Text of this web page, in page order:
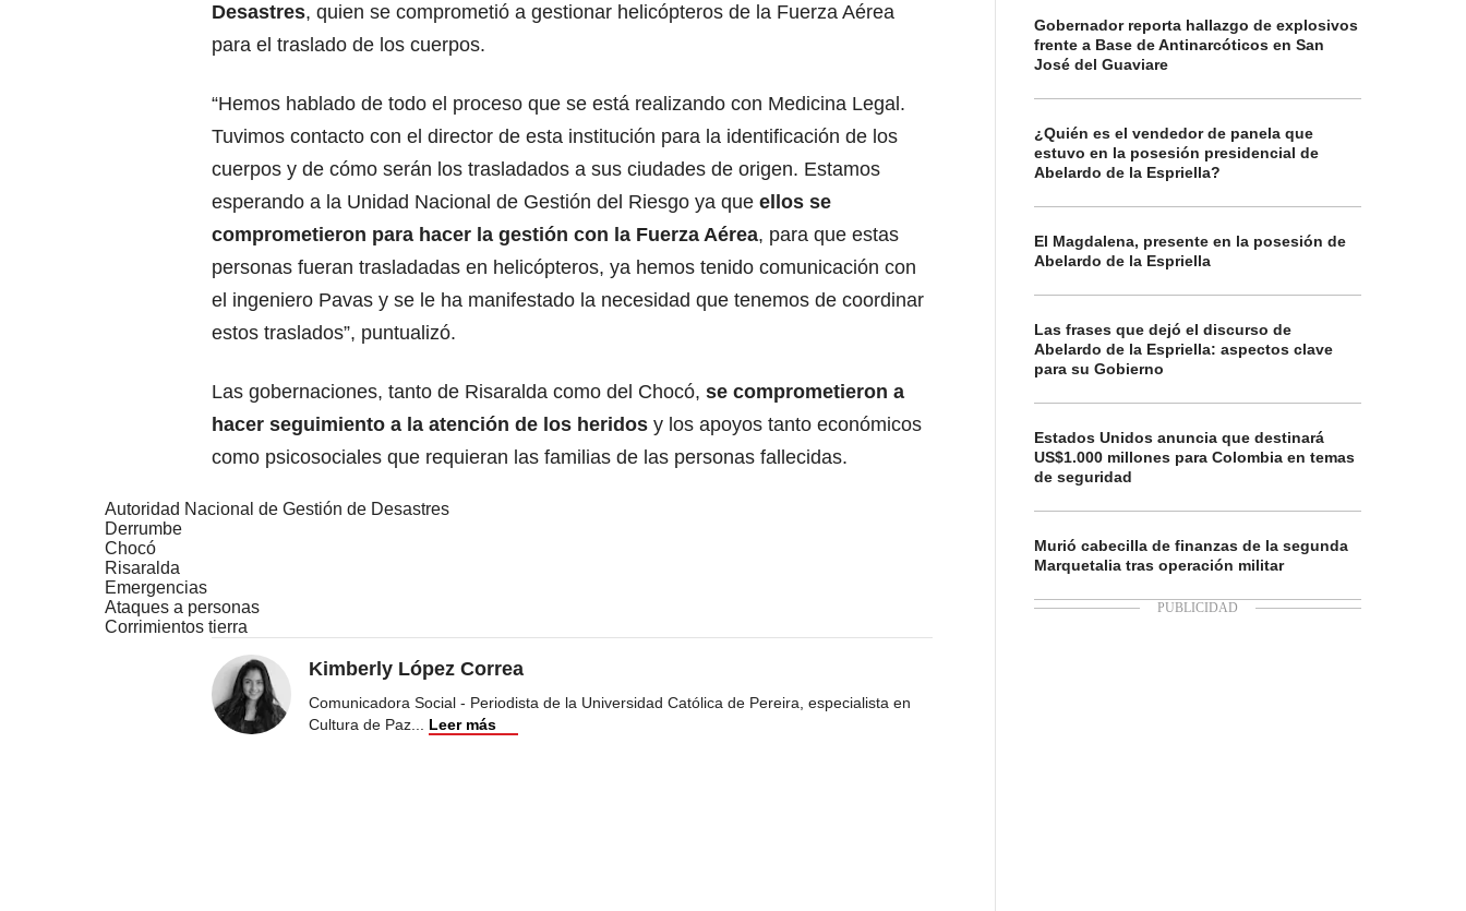
Desastres, quien se comprometió a gestionar helicópteros de la Fuerza Aérea
para el traslado de los cuerpos.
“Hemos hablado de todo el proceso que se está realizando con Medicina Legal.
Tuvimos contacto con el director de esta institución para la identificación de los
cuerpos y de cómo serán los trasladados a sus ciudades de origen. Estamos
esperando a la Unidad Nacional de Gestión del Riesgo ya que ellos se
comprometieron para hacer la gestión con la Fuerza Aérea, para que estas
personas fueran trasladadas en helicópteros, ya hemos tenido comunicación con
el ingeniero Pavas y se le ha manifestado la necesidad que tenemos de coordinar
estos traslados”, puntualizó.
Las gobernaciones, tanto de Risaralda como del Chocó, se comprometieron a
hacer seguimiento a la atención de los heridos y los apoyos tanto económicos
como psicosociales que requieran las familias de las personas fallecidas.
Autoridad Nacional de Gestión de Desastres
Derrumbe
Chocó
Risaralda
Emergencias
Ataques a personas
Corrimientos tierra
Kimberly López Correa
Comunicadora Social - Periodista de la Universidad Católica de Pereira, especialista en
Cultura de Paz... Leer más
Gobernador reporta hallazgo de explosivos
frente a Base de Antinarcóticos en San
José del Guaviare
¿Quién es el vendedor de panela que
estuvo en la posesión presidencial de
Abelardo de la Espriella?
El Magdalena, presente en la posesión de
Abelardo de la Espriella
Las frases que dejó el discurso de
Abelardo de la Espriella: aspectos clave
para su Gobierno
Estados Unidos anuncia que destinará
US$1.000 millones para Colombia en temas
de seguridad
Murió cabecilla de finanzas de la segunda
Marquetalia tras operación militar